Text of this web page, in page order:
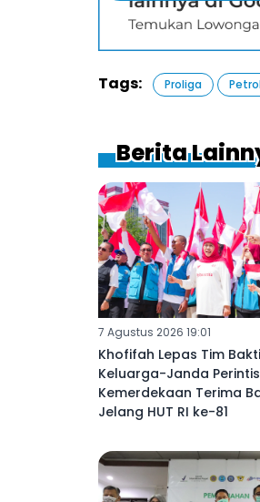
Tags: Proliga
Berita
7 Agustus 2026 19:01
Khofifah Lepas Tim
Keluarga-Janda Perintis
Kemerdekaan Terima
Jelang HUT RI ke-81